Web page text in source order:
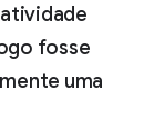
fosse
uma